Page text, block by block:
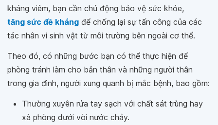
kháng viêm, bạn cần chủ động bảo vệ sức khỏe,
tăng sức đề kháng để chống lại sự tấn công của các
tác nhân vi sinh vật từ môi trường bên ngoài cơ thể.
Theo đó, có những bước bạn có thể thực hiện để
phòng tránh làm cho bản thân và những người thân
trong gia đình, người xung quanh bị mắc bệnh, bao gồm:
Thường xuyên rửa tay sạch với chất sát trùng hay
xà phòng dưới vòi nước chảy.